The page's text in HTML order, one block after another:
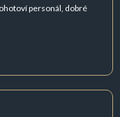
personál, dobré